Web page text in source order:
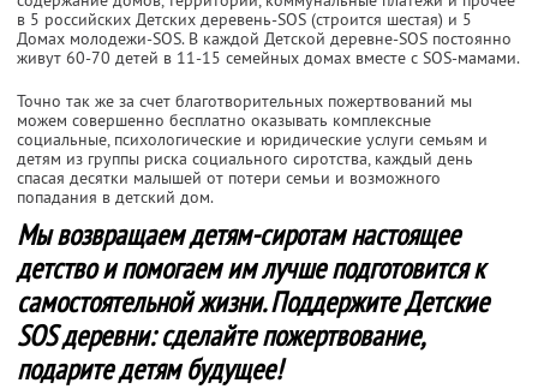
в 5 российских Детских деревень-SOS (строится шестая) и 5
Домах молодежи-SOS. В каждой Детской деревне-SOS постоянно
живут 60-70 детей в 11-15 семейных домах вместе с SOS-мамами.
Точно так же за счет благотворительных пожертвований мы
можем совершенно бесплатно оказывать комплексные
социальные, психологические и юридические услуги семьям и
детям из группы риска социального сиротства, каждый день
спасая десятки малышей от потери семьи и возможного
попадания в детский дом.
Мы возвращаем детям-сиротам настоящее
детство и помогаем им лучше подготовится к
самостоятельной жизни. Поддержите Детские
SOS деревни: сделайте пожертвование,
подарите детям будущее!